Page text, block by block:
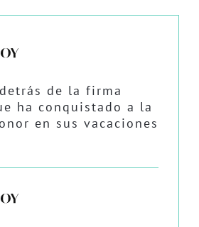
de la firma
ha conquistado a la
en sus vacaciones